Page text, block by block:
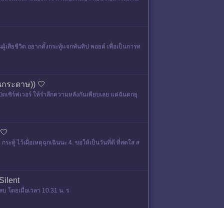
เสียชีวิต อยากตั้งกระทู้แจกพันทิป พอยต์ เพื่อเป็นการท
ระดาษ)) 🤍
เซิร์ฟเวอร์ ให้รำลึกความหลังกันเพียบเลย แต่ฉันตกยุ
ะทู้ ไว้เผื่อเหตุฉุกเฉินนะ 4. ขอให้เป็นวันที่ดี ที่สดใส ส
โดยเมื่อเวลา 10.31 น. ร